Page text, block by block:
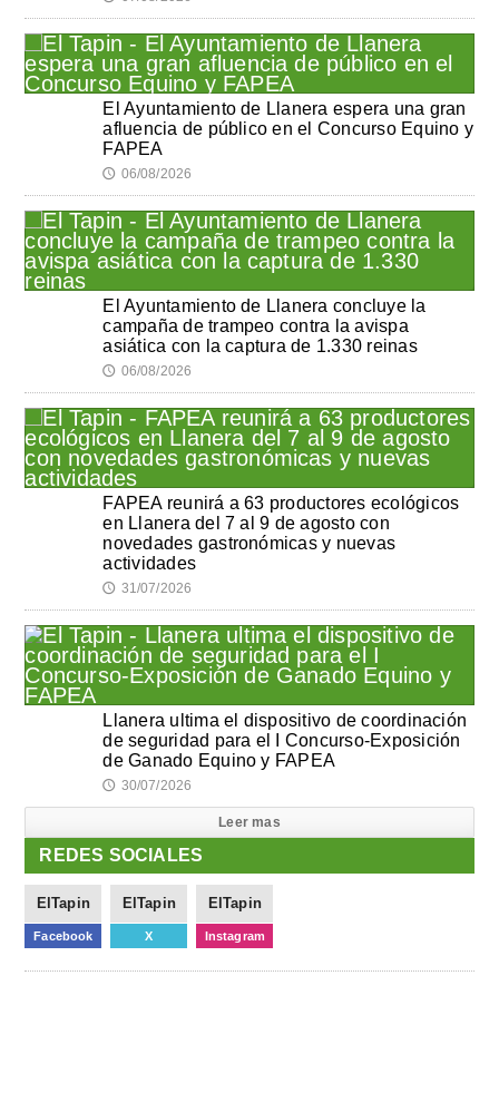
El Ayuntamiento de Llanera espera una gran
afluencia de público en el Concurso Equino y
FAPEA
🕔 06/08/2026
El Ayuntamiento de Llanera concluye la
campaña de trampeo contra la avispa
asiática con la captura de 1.330 reinas
🕔 06/08/2026
FAPEA reunirá a 63 productores ecológicos
en Llanera del 7 al 9 de agosto con
novedades gastronómicas y nuevas
actividades
🕔 31/07/2026
Llanera ultima el dispositivo de coordinación
de seguridad para el I Concurso-Exposición
de Ganado Equino y FAPEA
🕔 30/07/2026
Leer mas
REDES SOCIALES
ElTapin
Facebook
ElTapin
X
ElTapin
Instagram